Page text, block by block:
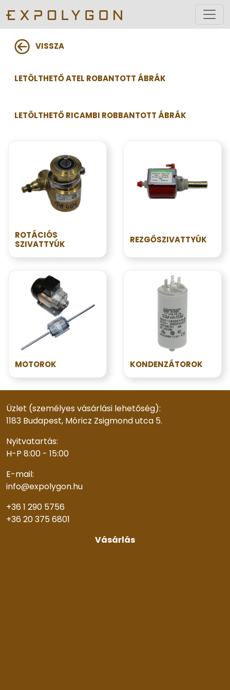
VISSZA
LETÖLTHETŐ ATEL ROBANTOTT ÁBRÁK
LETÖLTHETŐ RICAMBI ROBBANTOTT ÁBRÁK
ROTÁCIÓS
SZIVATTYÚK
REZGŐSZIVATTYÚK
MOTOROK KONDENZÁTOROK
Üzlet (személyes vásárlási lehetőség):
1183 Budapest, Móricz Zsigmond utca 5.
Nyitvatartás:
H-P 8:00 - 15:00
E-mail:
info@expolygon.hu
+36 1 290 5756
+36 20 375 6801
Vásárlás